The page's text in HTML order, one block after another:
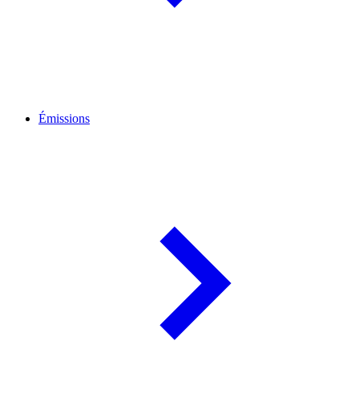
Émissions